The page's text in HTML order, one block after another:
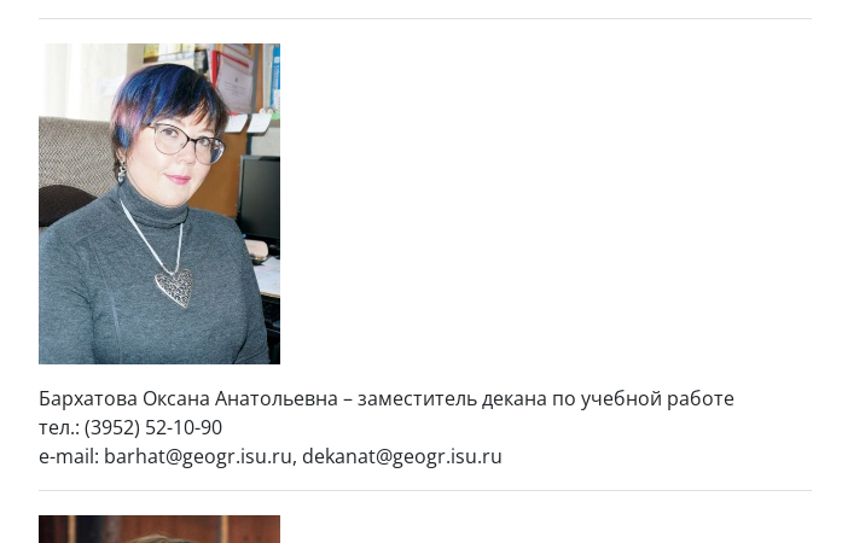
Бархатова Оксана Анатольевна – заместитель декана по учебной работе
тел.: (3952) 52-10-90
e-mail: barhat@geogr.isu.ru, dekanat@geogr.isu.ru